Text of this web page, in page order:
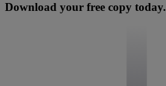
Download your free copy today.